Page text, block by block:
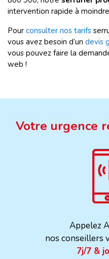
intervention rapide à
Pour consulter nos tarifs
vous avez besoin d’un devis
vous pouvez faire la
web !
Votre urgence
Appelez
nos conseillers
7j/7 &